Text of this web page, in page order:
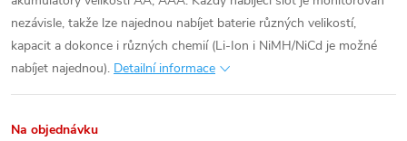
nezávisle, takže lze najednou nabíjet baterie různých velikostí,
kapacit a dokonce i různých chemií (Li-Ion i NiMH/NiCd je možné
nabíjet najednou). Detailní informace
Na objednávku